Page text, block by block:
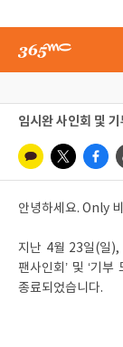
임시완 사인회 및
안녕하세요. Only
지난 4월 23일(일),
팬사인회’ 및 ‘기
종료되었습니다.